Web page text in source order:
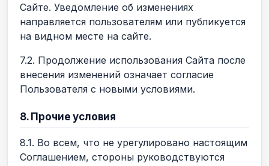
Сайте. Уведомление об изменениях
направляется пользователям или публикуется
на видном месте на сайте.
7.2. Продолжение использования Сайта после
внесения изменений означает согласие
Пользователя с новыми условиями.
8. Прочие условия
8.1. Во всем, что не урегулировано настоящим
Соглашением, стороны руководствуются